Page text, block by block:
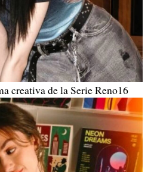
creativa de la Serie Reno16